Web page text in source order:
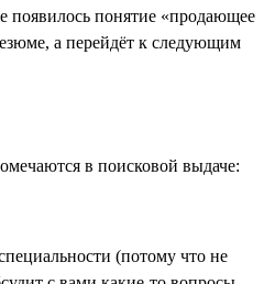
появилось понятие «продающее
а перейдёт к следующим
в поисковой выдаче:
(потому что не